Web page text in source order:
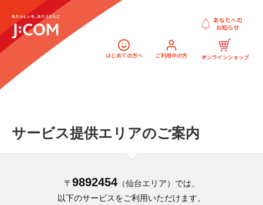
はじめての方へ ご利用中の方 オンラインショップ
あなたへの
お知らせ
サービス提供エリアのご案内
〒 9892454（仙台エリア）では、
以下のサービスをご利用いただけます。